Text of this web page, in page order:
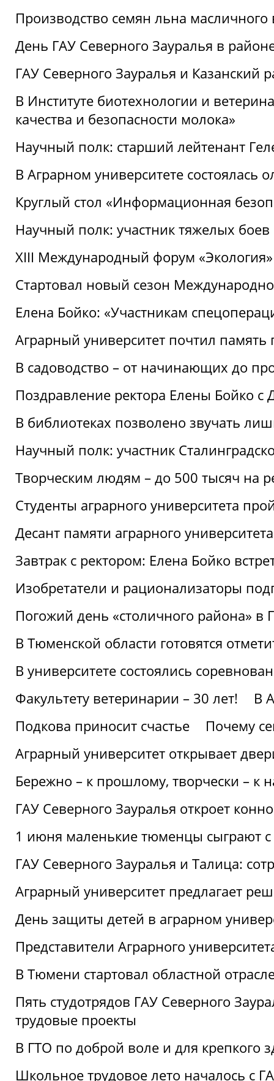
Производство семян льна
День ГАУ Северного Зауралья в
ГАУ Северного Зауралья и Казанский
В Институте биотехнологии и
качества и безопасности молока»
Научный полк: старший лейтенант
В Аграрном университете состоялась
Круглый стол «Информационная
Научный полк: участник тяжелых
XIII Международный форум
Стартовал новый сезон
Елена Бойко: «Участникам
Аграрный университет почтил
В садоводство – от начинающих до
Поздравление ректора Елены Бойко
В библиотеках позволено звучать
Научный полк: участник
Творческим людям – до 500 тысяч на
Студенты аграрного университета
Десант памяти аграрного
Завтрак с ректором: Елена Бойко
Изобретатели и рационализаторы
Погожий день «столичного района» в
В Тюменской области готовятся
В университете состоялись
Факультету ветеринарии – 30 лет!
В
Подкова приносит счастье
Почему
Аграрный университет открывает
Бережно – к прошлому, творчески – к
ГАУ Северного Зауралья откроет
1 июня маленькие тюменцы сыграют с
ГАУ Северного Зауралья и Талица:
Аграрный университет предлагает
День защиты детей в аграрном
Представители Аграрного
В Тюмени стартовал областной
Пять студотрядов ГАУ Северного
трудовые проекты
В ГТО по доброй воле и для крепкого
Школьное трудовое лето началось с